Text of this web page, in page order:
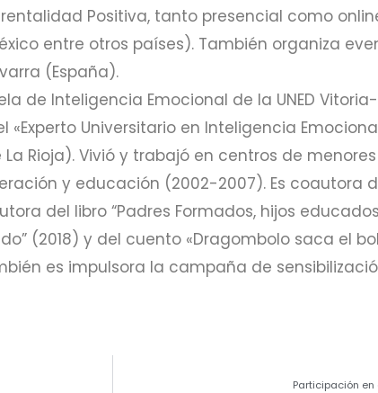
Positiva, tanto presencial como
entre otros países). También organiza
(España).
de Inteligencia Emocional de la UNED
«Experto Universitario en Inteligencia
Rioja). Vivió y trabajó en centros de
y educación (2002-2007). Es coautora
del libro “Padres Formados, hijos
(2018) y del cuento «Dragombolo saca el
es impulsora la campaña de
Participación